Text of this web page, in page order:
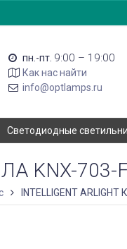
пн.-пт. 9:00 – 19:00
Как нас найти
info@optlamps.ru
Светодиодные
KNX-703-
INTELLIGENT